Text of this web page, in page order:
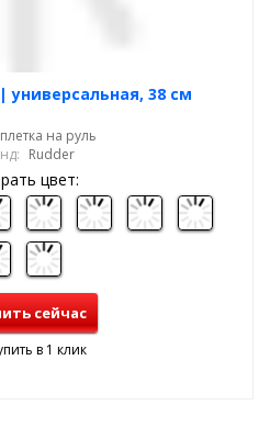
универсальная, 38 см
на руль
Rudder
цвет:
сейчас
в 1 клик